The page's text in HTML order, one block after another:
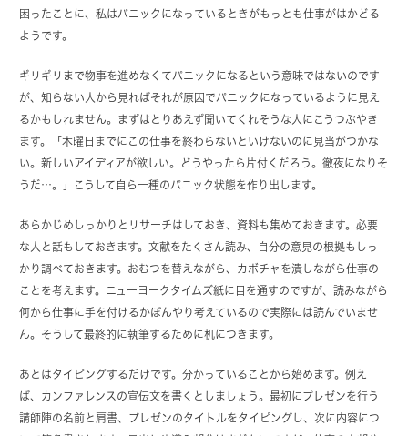
困ったことに、私はパニックになっているときがもっとも仕事がはかどる
ようです。
ギリギリまで物事を進めなくてパニックになるという意味ではないのです
が、知らない人から見ればそれが原因でパニックになっているように見え
るかもしれません。まずはとりあえず聞いてくれそうな人にこうつぶやき
ます。「木曜日までにこの仕事を終わらないといけないのに見当がつかな
い。新しいアイディアが欲しい。どうやったら片付くだろう。徹夜になりそ
うだ…。」こうして自ら一種のパニック状態を作り出します。
あらかじめしっかりとリサーチはしておき、資料も集めておきます。必要
な人と話もしておきます。文献をたくさん読み、自分の意見の根拠もしっ
かり調べておきます。おむつを替えながら、カボチャを潰しながら仕事の
ことを考えます。ニューヨークタイムズ紙に目を通すのですが、読みながら
何から仕事に手を付けるかぼんやり考えているので実際には読んでいませ
ん。そうして最終的に執筆するために机につきます。
あとはタイピングするだけです。分かっていることから始めます。例え
ば、カンファレンスの宣伝文を書くとしましょう。最初にプレゼンを行う
講師陣の名前と肩書、プレゼンのタイトルをタイピングし、次に内容につ